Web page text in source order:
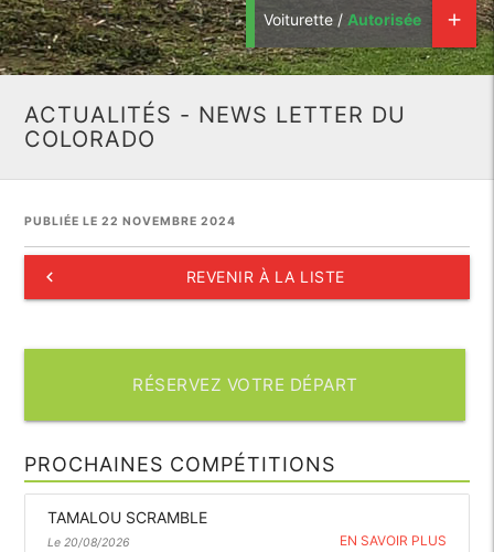
Voiturette / Autorisée add
ACTUALITÉS - NEWS LETTER DU
COLORADO
PUBLIÉE LE 22 NOVEMBRE 2024
keyboard_arrow_left REVENIR À LA LISTE
RÉSERVEZ VOTRE DÉPART
PROCHAINES COMPÉTITIONS
TAMALOU SCRAMBLE
Le 20/08/2026 EN SAVOIR PLUS